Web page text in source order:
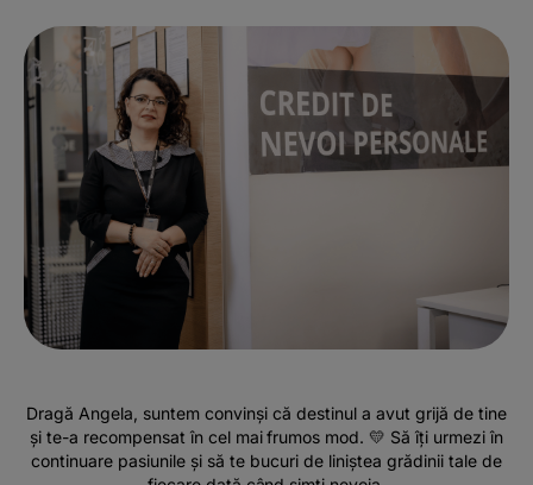
Dragă Angela, suntem convinși că destinul a avut grijă de tine
și te-a recompensat în cel mai frumos mod. 💛 Să îți urmezi în
continuare pasiunile și să te bucuri de liniștea grădinii tale de